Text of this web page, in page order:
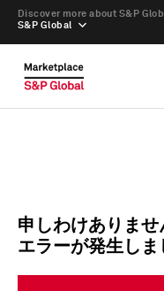
S&P Global
Discover more about S&P
申しわけありま
エラーが発生しま